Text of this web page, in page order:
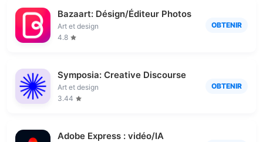
Bazaart: Désign/Éditeur Photos
Art et design
4.8
OBTENIR
Symposia: Creative Discourse
Art et design
3.44
OBTENIR
Adobe Express : vidéo/IA